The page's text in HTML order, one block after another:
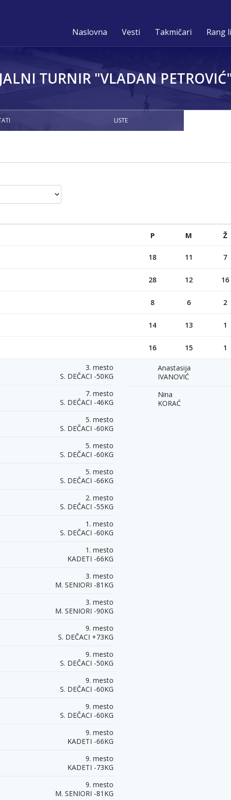
Naslovna Vesti Takmičari Rang
TURNIR "VLADAN
LISTE
P M Ž
18 11 7
28 12 16
8 6 2
14 13 1
16 15 1
3. mesto
S. DEČACI -50KG
7. mesto
S. DEČACI -46KG
5. mesto
S. DEČACI -60KG
5. mesto
S. DEČACI -60KG
5. mesto
S. DEČACI -66KG
2. mesto
S. DEČACI -55KG
1. mesto
S. DEČACI -60KG
1. mesto
KADETI -66KG
3. mesto
M. SENIORI -81KG
3. mesto
M. SENIORI -90KG
9. mesto
S. DEČACI +73KG
9. mesto
S. DEČACI -50KG
9. mesto
S. DEČACI -60KG
9. mesto
S. DEČACI -60KG
9. mesto
KADETI -66KG
9. mesto
KADETI -73KG
9. mesto
M. SENIORI -81KG
Anastasija
IVANOVIĆ
Nina
KORAĆ